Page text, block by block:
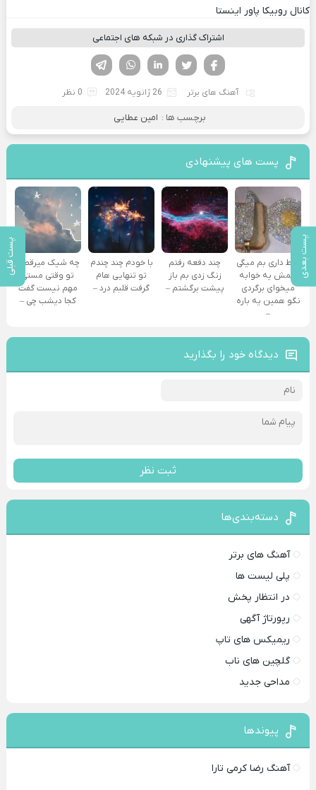
پست بعدی پست قبلی
کانال روبیکا پاور اینستا
اشتراک گذاری در شبکه های اجتماعی
لینکدین تویتر
فیسوک
آهنگ های برتر 26 ژانویه 2024 0 نظر
برچسب ها : امین عطایی
پست های پیشنهادی
فقط داری بم میگی
همش یه خوابه
میخوای برگردی
نگو همین یه باره
–
چند دفعه رفتم
زنگ زدی بم باز
پیشت برگشتم –
با خودم چند چندم
تو تنهایی هام
گرفت قلبم درد –
چه شیک میرقصی
تو وقتی مستی
مهم نیست گفت
کجا دیشب چی –
دیدگاه خود را بگذارید
ثبت نظر
دسته‌بندی‌ها
آهنگ های برتر
پلی لیست ها
در انتظار پخش
رپورتاژ آگهی
ریمیکس های تاپ
گلچین های ناب
مداحی جدید
پیوندها
آهنگ رضا کرمی تارا